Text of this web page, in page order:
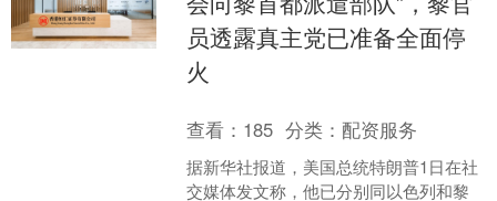
员透露真主党已准备全面停
火
查看： 185 分类：配资服务
据新华社报道，美国总统特朗普1日在社
交媒体发文称，他已分别同以色列和黎